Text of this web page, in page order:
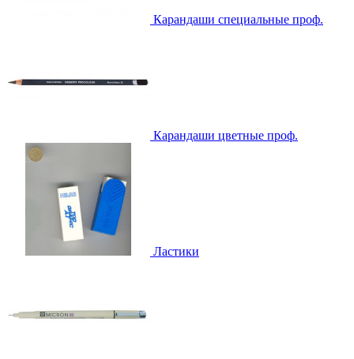
Карандаши специальные проф.
Карандаши цветные проф.
Ластики